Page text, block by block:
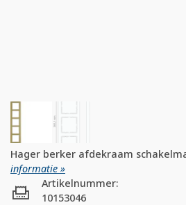
Hager berker afdekraam
informatie »
Artikelnummer:
10153046